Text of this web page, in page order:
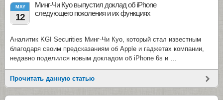
MAY
12
Минг-Чи Куо выпустил доклад об iPhone
следующего поколения и их функциях
Аналитик KGI Securities Минг-Чи Куо, который стал известным
благодаря своим предсказаниям об Apple и гаджетах компании,
недавно поделился новым докладом об iPhone 6s и …
Прочитать данную статью